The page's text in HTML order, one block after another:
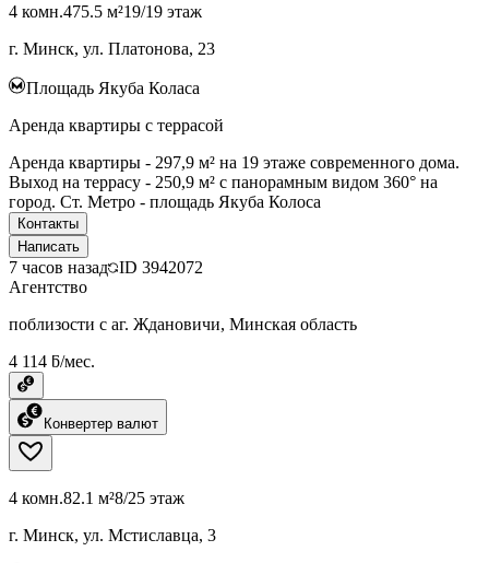
4 комн.475.5 м²19/19 этаж
г. Минск, ул. Платонова, 23
Площадь Якуба Коласа
Аренда квартиры с террасой
Аренда квартиры - 297,9 м² на 19 этаже современного дома.
Выход на террасу - 250,9 м² с панорамным видом 360° на
город. Ст. Метро - площадь Якуба Колоса
Контакты
Написать
7 часов назад ID 3942072
Агентство
поблизости с аг. Ждановичи, Минская область
4 114 ƃ/мес.
Конвертер валют
4 комн.82.1 м²8/25 этаж
г. Минск, ул. Мстиславца, 3